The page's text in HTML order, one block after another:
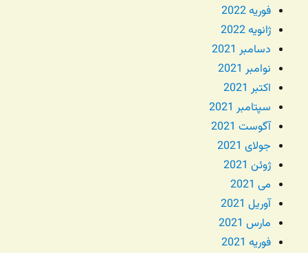
فوریه 2022
ژانویه 2022
دسامبر 2021
نوامبر 2021
اکتبر 2021
سپتامبر 2021
آگوست 2021
جولای 2021
ژوئن 2021
می 2021
آوریل 2021
مارس 2021
فوریه 2021